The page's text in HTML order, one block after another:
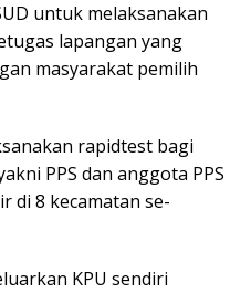
untuk melaksanakan
lapangan yang
masyarakat pemilih
rapidtest bagi
PPS dan anggota PPS
di 8 kecamatan se-
KPU sendiri